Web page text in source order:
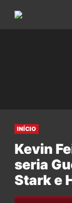
INÍCIO
Kevin
seria
Stark e